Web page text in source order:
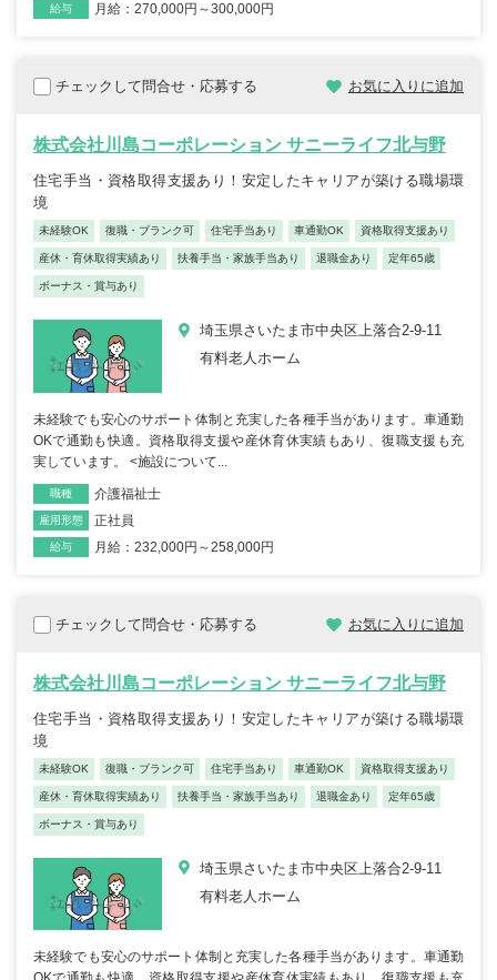
給与 月給：270,000円～300,000円
チェックして問合せ・応募する お気に入りに追加
株式会社川島コーポレーション サニーライフ北与野
住宅手当・資格取得支援あり！安定したキャリアが築ける職場環
境
未経験OK 復職・ブランク可 住宅手当あり 車通勤OK 資格取得支援あり
産休・育休取得実績あり 扶養手当・家族手当あり 退職金あり 定年65歳
ボーナス・賞与あり
埼玉県さいたま市中央区上落合2-9-11
有料老人ホーム
未経験でも安心のサポート体制と充実した各種手当があります。車通勤
OKで通勤も快適。資格取得支援や産休育休実績もあり、復職支援も充
実しています。 <施設について...
職種 介護福祉士
雇用形態 正社員
給与 月給：232,000円～258,000円
チェックして問合せ・応募する お気に入りに追加
株式会社川島コーポレーション サニーライフ北与野
住宅手当・資格取得支援あり！安定したキャリアが築ける職場環
境
未経験OK 復職・ブランク可 住宅手当あり 車通勤OK 資格取得支援あり
産休・育休取得実績あり 扶養手当・家族手当あり 退職金あり 定年65歳
ボーナス・賞与あり
埼玉県さいたま市中央区上落合2-9-11
有料老人ホーム
未経験でも安心のサポート体制と充実した各種手当があります。車通勤